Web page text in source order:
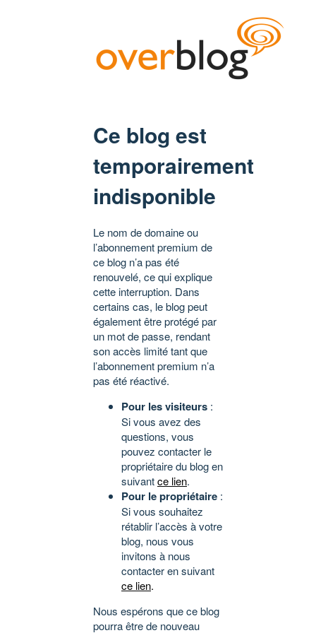
Ce blog est
temporairement
indisponible
Le nom de domaine ou
l’abonnement premium de
ce blog n’a pas été
renouvelé, ce qui explique
cette interruption. Dans
certains cas, le blog peut
également être protégé par
un mot de passe, rendant
son accès limité tant que
l’abonnement premium n’a
pas été réactivé.
Pour les visiteurs :
Si vous avez des
questions, vous
pouvez contacter le
propriétaire du blog en
suivantce lien.
Pour le propriétaire :
Si vous souhaitez
rétablir l’accès à votre
blog, nous vous
invitons à nous
contacter en suivant
ce lien.
Nous espérons que ce blog
pourra être de nouveau